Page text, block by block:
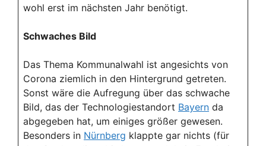
wohl erst im nächsten Jahr benötigt.
Schwaches Bild
Das Thema Kommunalwahl ist angesichts von
Corona ziemlich in den Hintergrund getreten.
Sonst wäre die Aufregung über das schwache
Bild, das der Technologiestandort Bayern da
abgegeben hat, um einiges größer gewesen.
Besonders in Nürnberg klappte gar nichts (für